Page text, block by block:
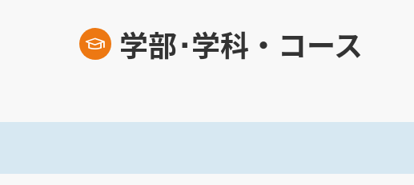
学部･学科・コース